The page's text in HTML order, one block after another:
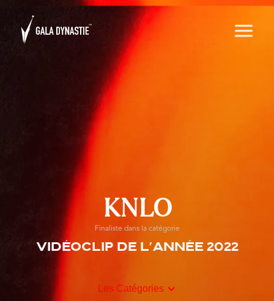
KNLO
Finaliste dans la catégorie
Vidéoclip de l'année 2022
Les Catégories